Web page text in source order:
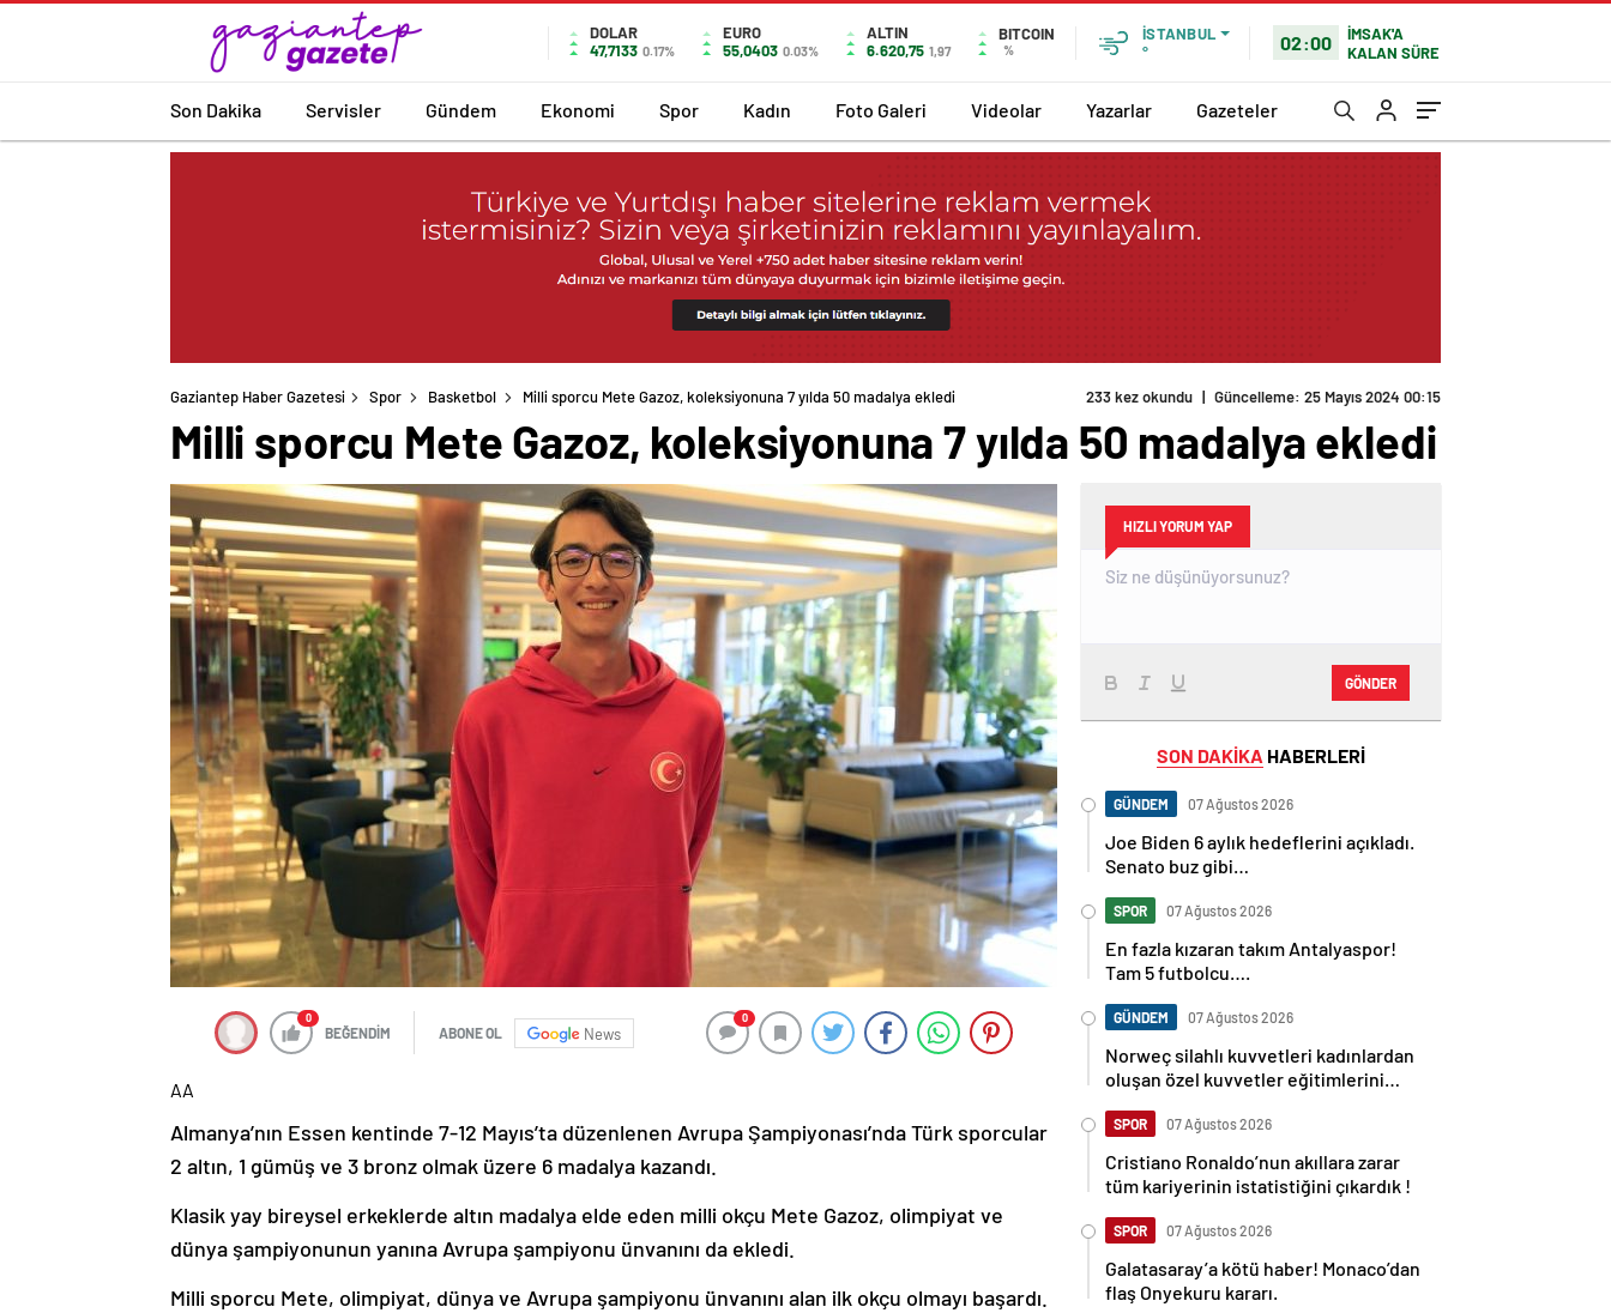
DOLAR
47,7133 0.17%
EURO
55,0403 0.03%
ALTIN
6.620,75 1,97
BITCOIN
%
İSTANBUL
°
02:00
İMSAK'A
KALAN SÜRE
Son Dakika Servisler Gündem Ekonomi Spor Kadın Foto Galeri Videolar Yazarlar Gazeteler
Gaziantep Haber Gazetesi Spor Basketbol Milli sporcu Mete Gazoz, koleksiyonuna 7 yılda 50 madalya ekledi
Milli sporcu Mete Gazoz, koleksiyonuna 7 yılda 50 madalya ekledi
0
BEĞENDİM ABONE OL News
0
AA
Almanya’nın Essen kentinde 7-12 Mayıs’ta düzenlenen Avrupa Şampiyonası’nda Türk sporcular
2 altın, 1 gümüş ve 3 bronz olmak üzere 6 madalya kazandı.
Klasik yay bireysel erkeklerde altın madalya elde eden milli okçu Mete Gazoz, olimpiyat ve
dünya şampiyonunun yanına Avrupa şampiyonu ünvanını da ekledi.
Milli sporcu Mete, olimpiyat, dünya ve Avrupa şampiyonu ünvanını alan ilk okçu olmayı başardı.
HIZLI YORUM YAP
GÖNDER
SON DAKİKA HABERLERİ
GÜNDEM 07 Ağustos 2026
Joe Biden 6 aylık hedeflerini açıkladı.
Senato buz gibi…
SPOR 07 Ağustos 2026
En fazla kızaran takım Antalyaspor!
Tam 5 futbolcu….
GÜNDEM 07 Ağustos 2026
Norweç silahlı kuvvetleri kadınlardan
oluşan özel kuvvetler eğitimlerini
SPOR 07 Ağustos 2026
Cristiano Ronaldo’nun akıllara zarar
tüm kariyerinin istatistiğini çıkardık !
SPOR 07 Ağustos 2026
Galatasaray’a kötü haber! Monaco’dan
flaş Onyekuru kararı.